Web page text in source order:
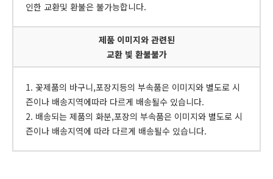
인한 교환및 환불은 불가능합니다.
제품 이미지와 관련된
교환 빛 환불불가
1. 꽃제품의 바구니,포장지등의 부속품은 이미지와 별도로 시
즌이나 배송지역에따라 다르게 배송될수 있습니다.
2. 배송되는 제품의 화분,포장의 부속품은 이미지와 별도로 시
즌이나 배송지역에 따라 다르게 배송될수 있습니다.